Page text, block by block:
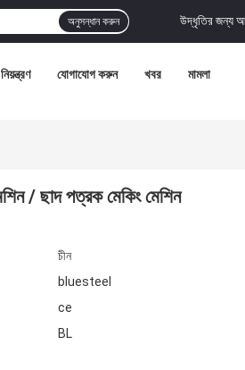
উদ্ধৃতির জন্য
অনুসন্ধান করুন
যোগাযোগ করুন খবর মামলা
/ ছাদ পত্রক মেকিং মেশিন
চীন
bluesteel
ce
BL